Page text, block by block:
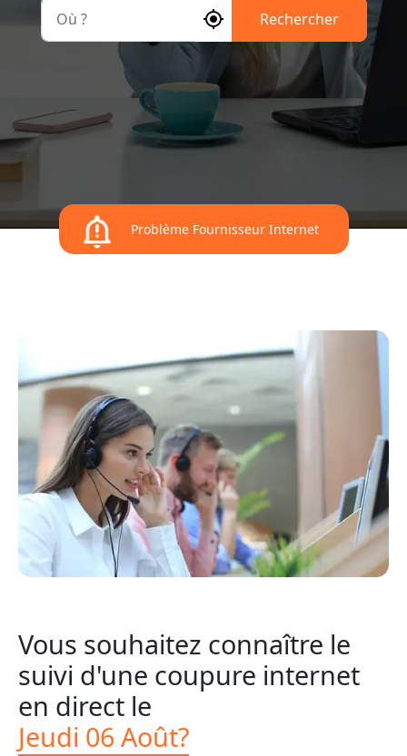
Rechercher
Problème Fournisseur Internet
Vous souhaitez connaître le
suivi d'une coupure internet
en direct le
Jeudi 06 Août?